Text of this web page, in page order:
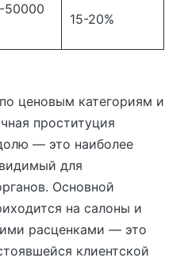
50000
15-20%
ценовым категориям и
проституция
— это наиболее
для
Основной
на салоны и
расценками — это
клиентской